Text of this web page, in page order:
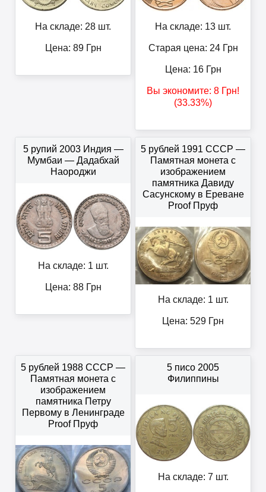
На складе: 28 шт.
Цена: 89Грн
На складе: 13 шт.
Старая цена: 24Грн
Цена: 16Грн
Вы экономите: 8 Грн!
(33.33%)
5 рупий 2003 Индия —
Мумбаи — Дадабхай
Наороджи
На складе: 1 шт.
Цена: 88Грн
5 рублей 1991 СССР —
Памятная монета с
изображением
памятника Давиду
Сасунскому в Ереване
Proof Пруф
На складе: 1 шт.
Цена: 529 Грн
5 рублей 1988 СССР —
Памятная монета с
изображением
памятника Петру
Первому в Ленинграде
Proof Пруф
5 писо 2005
Филиппины
На складе: 7 шт.